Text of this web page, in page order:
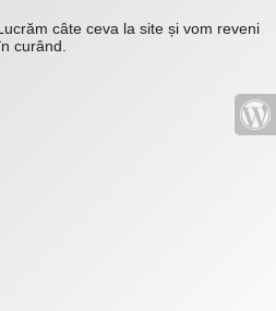
câte ceva la site și vom reveni
curând.